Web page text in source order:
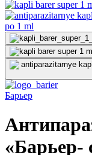
Барьер
«Барьер-